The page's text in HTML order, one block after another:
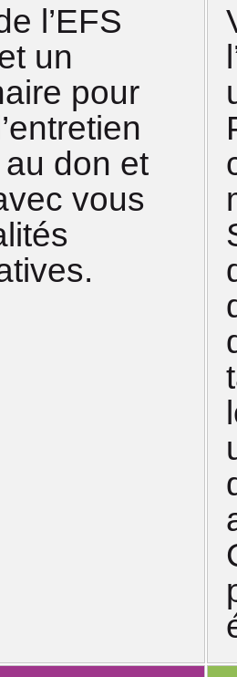
l’EFS
un
pour
don et
vous